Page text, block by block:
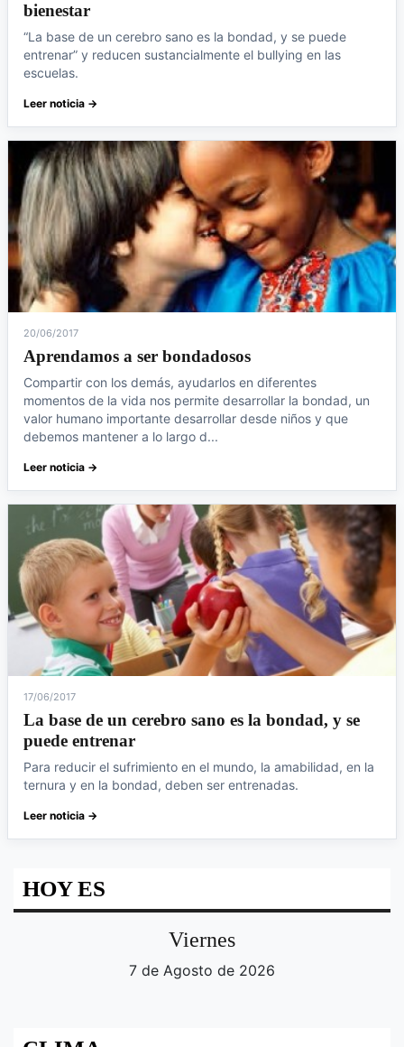
bienestar
“La base de un cerebro sano es la bondad, y se puede
entrenar” y reducen sustancialmente el bullying en las
escuelas.
Leer noticia →
20/06/2017
Aprendamos a ser bondadosos
Compartir con los demás, ayudarlos en diferentes
momentos de la vida nos permite desarrollar la bondad, un
valor humano importante desarrollar desde niños y que
debemos mantener a lo largo d...
Leer noticia →
17/06/2017
La base de un cerebro sano es la bondad, y se
puede entrenar
Para reducir el sufrimiento en el mundo, la amabilidad, en la
ternura y en la bondad, deben ser entrenadas.
Leer noticia →
HOY ES
Viernes
7 de Agosto de 2026